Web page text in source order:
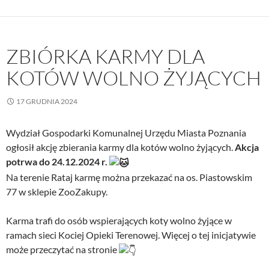
ZBIÓRKA KARMY DLA
KOTÓW WOLNO ŻYJĄCYCH
17 GRUDNIA 2024
Wydział Gospodarki Komunalnej Urzędu Miasta Poznania
ogłosił akcję zbierania karmy dla kotów wolno żyjących.Akcja
potrwa do 24.12.2024 r.
Na terenie Rataj karmę można przekazać na os. Piastowskim
77 w sklepie ZooZakupy.
Karma trafi do osób wspierających koty wolno żyjące w
ramach sieci Kociej Opieki Terenowej. Więcej o tej inicjatywie
może przeczytać na stronie